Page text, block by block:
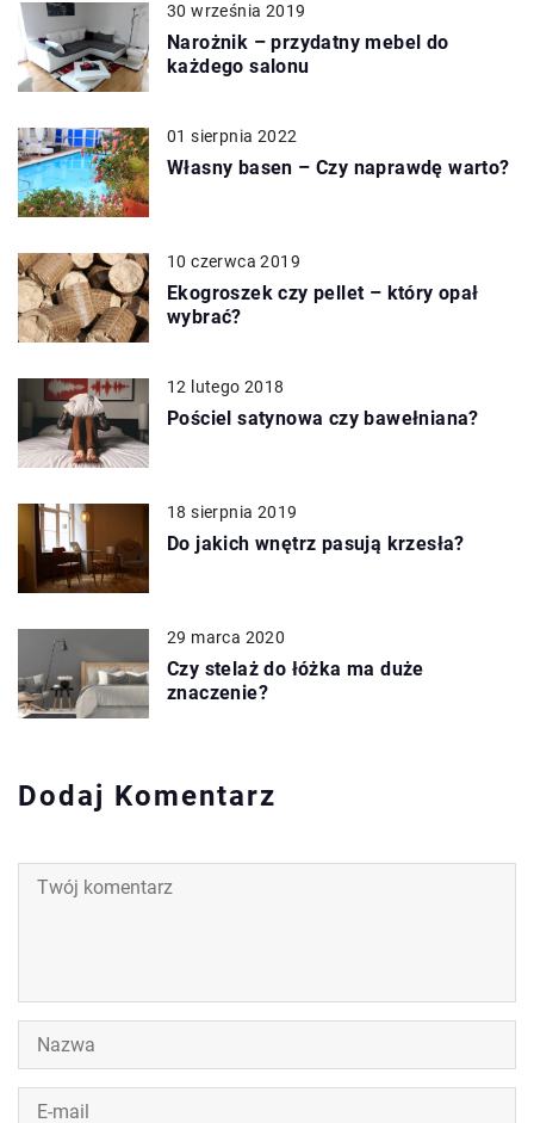
30 września 2019
Narożnik – przydatny mebel do
każdego salonu
01 sierpnia 2022
Własny basen – Czy naprawdę warto?
10 czerwca 2019
Ekogroszek czy pellet – który opał
wybrać?
12 lutego 2018
Pościel satynowa czy bawełniana?
18 sierpnia 2019
Do jakich wnętrz pasują krzesła?
29 marca 2020
Czy stelaż do łóżka ma duże
znaczenie?
Dodaj Komentarz